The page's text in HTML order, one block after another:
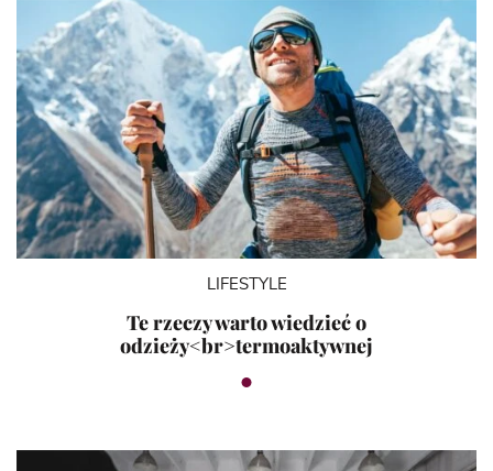
LIFESTYLE
Te rzeczy warto wiedzieć o
odzieży<br>termoaktywnej